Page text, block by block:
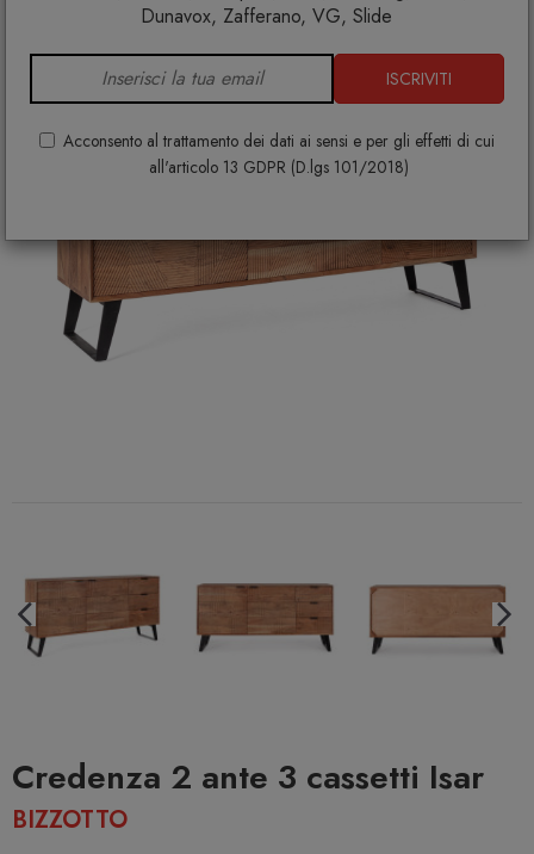
Dunavox, Zafferano, VG, Slide
ISCRIVITI
Acconsento al trattamento dei dati ai sensi e per gli effetti di cui
all'articolo 13 GDPR (D.lgs 101/2018)
Credenza 2 ante 3 cassetti Isar
BIZZOTTO